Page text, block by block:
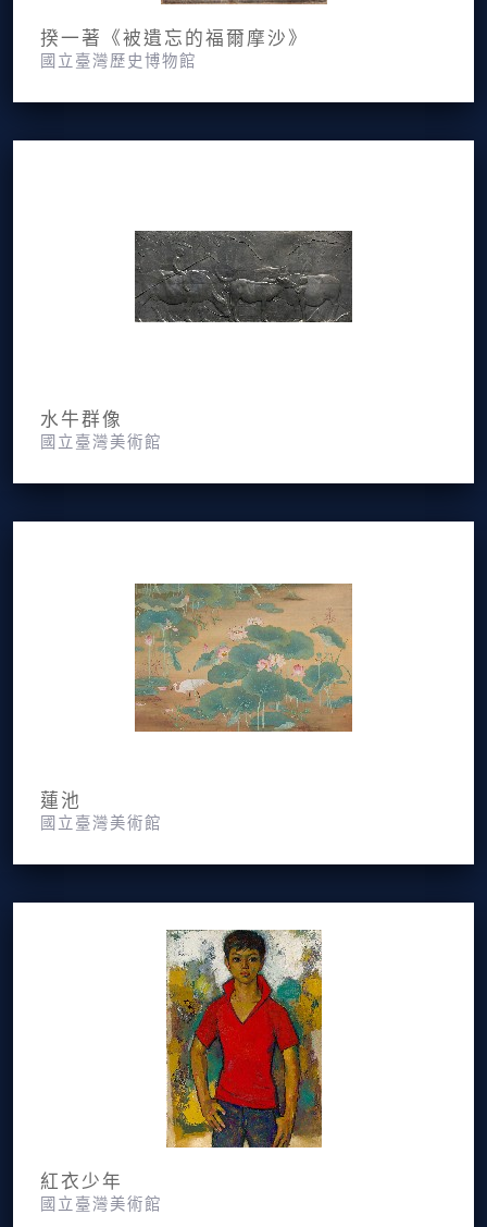
揆一著《被遺忘的福爾摩沙》
國立臺灣歷史博物館
水牛群像
國立臺灣美術館
蓮池
國立臺灣美術館
紅衣少年
國立臺灣美術館